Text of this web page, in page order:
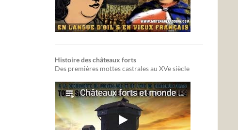
Histoire des châteaux forts
Des premières mottes castrales au XVe siècle